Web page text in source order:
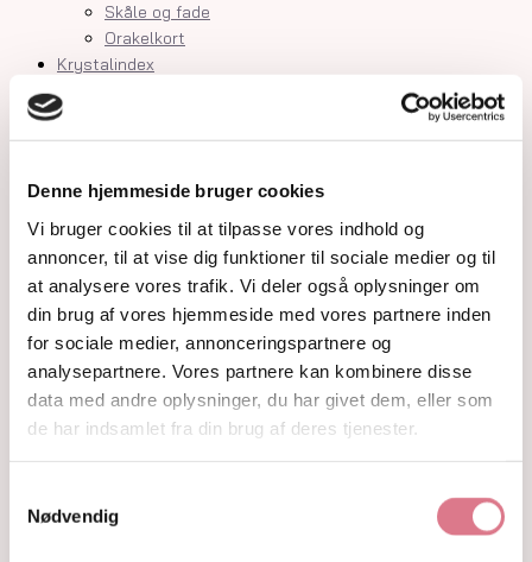
Denne hjemmeside bruger cookies
Vi bruger cookies til at tilpasse vores indhold og
annoncer, til at vise dig funktioner til sociale medier og til
at analysere vores trafik. Vi deler også oplysninger om
din brug af vores hjemmeside med vores partnere inden
for sociale medier, annonceringspartnere og
analysepartnere. Vores partnere kan kombinere disse
data med andre oplysninger, du har givet dem, eller som
de har indsamlet fra din brug af deres tjenester.
Nødvendig
Skåle og fade
Orakelkort
Krystalindex
Om
Kontakt
Shop
Rå Krystaller
Polerede Krystaller
Sommerfugle og kvindekroppe
Søheste, delfiner, fisk og skildpadder
Feer og drager
Måner, stjerner og kuber
Kranier og græskar
Gua Sha og Worrystone